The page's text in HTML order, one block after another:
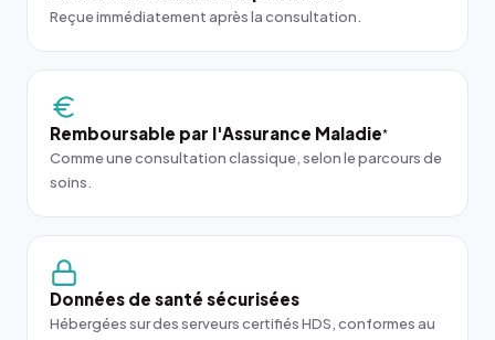
Reçue immédiatement après la consultation.
Remboursable par l'Assurance Maladie*
Comme une consultation classique, selon le parcours de
soins.
Données de santé sécurisées
Hébergées sur des serveurs certifiés HDS, conformes au